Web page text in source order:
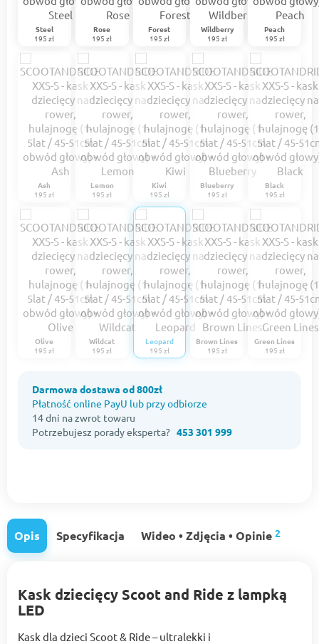
Ash
195 zł
Steel
195 zł
Rose
195 zł
Lemon
195 zł
Kiwi
195 zł
Forest
195 zł
Blueberry
195 zł
Black
195 zł
Wildberry
195 zł
Olive
195 zł
Wildcat
195 zł
Leopard
195 zł
Brown Lines
195 zł
Green Lines
195 zł
Peach
195 zł
Darmowa dostawa od 800zł
Płatność online PayU lub przy odbiorze
14 dni na zwrot towaru
Potrzebujesz porady eksperta? 453 301 999
Opis Specyfikacja Wideo • Zdjęcia • Opinie 2
Kask dziecięcy Scoot and Ride z lampką
LED
Kask dla dzieci Scoot & Ride – ultralekki i